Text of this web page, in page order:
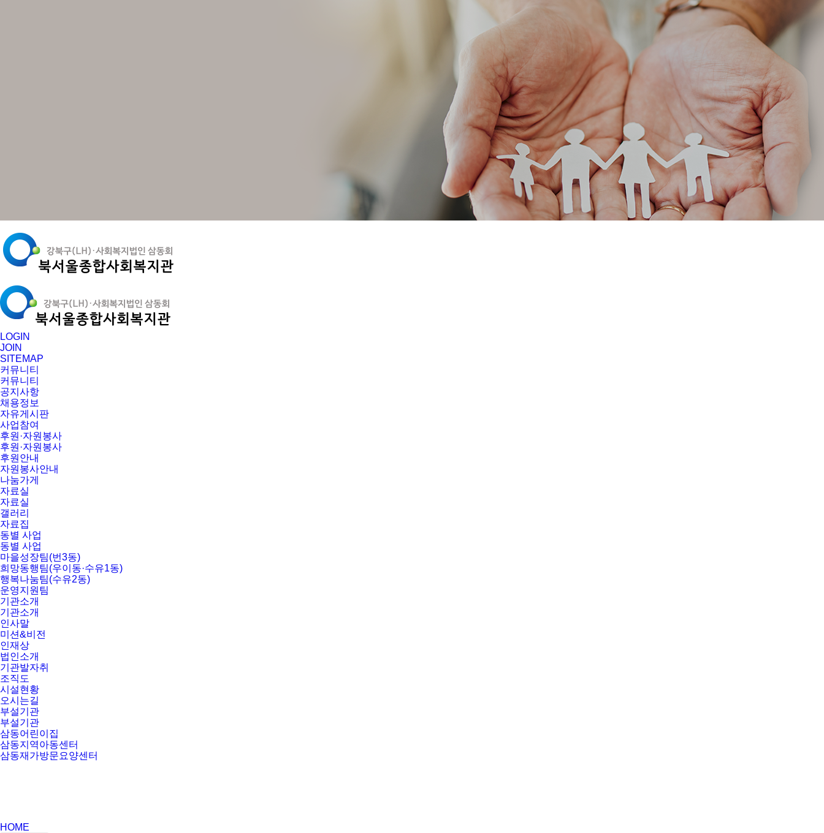
LOGIN
JOIN
SITEMAP
커뮤니티
커뮤니티
공지사항
채용정보
자유게시판
사업참여
후원·자원봉사
후원·자원봉사
후원안내
자원봉사안내
나눔가게
자료실
자료실
갤러리
자료집
동별 사업
동별 사업
마을성장팀(번3동)
희망동행팀(우이동·수유1동)
행복나눔팀(수유2동)
운영지원팀
기관소개
기관소개
인사말
미션&비전
인재상
법인소개
기관발자취
조직도
시설현황
오시는길
부설기관
부설기관
삼동어린이집
삼동지역아동센터
삼동재가방문요양센터
HOME